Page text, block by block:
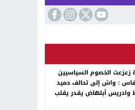
زعزعت الخصوم السياسيين
: واش إلى تحالف حميد
وادريس أبلهاض يقدر يقلب